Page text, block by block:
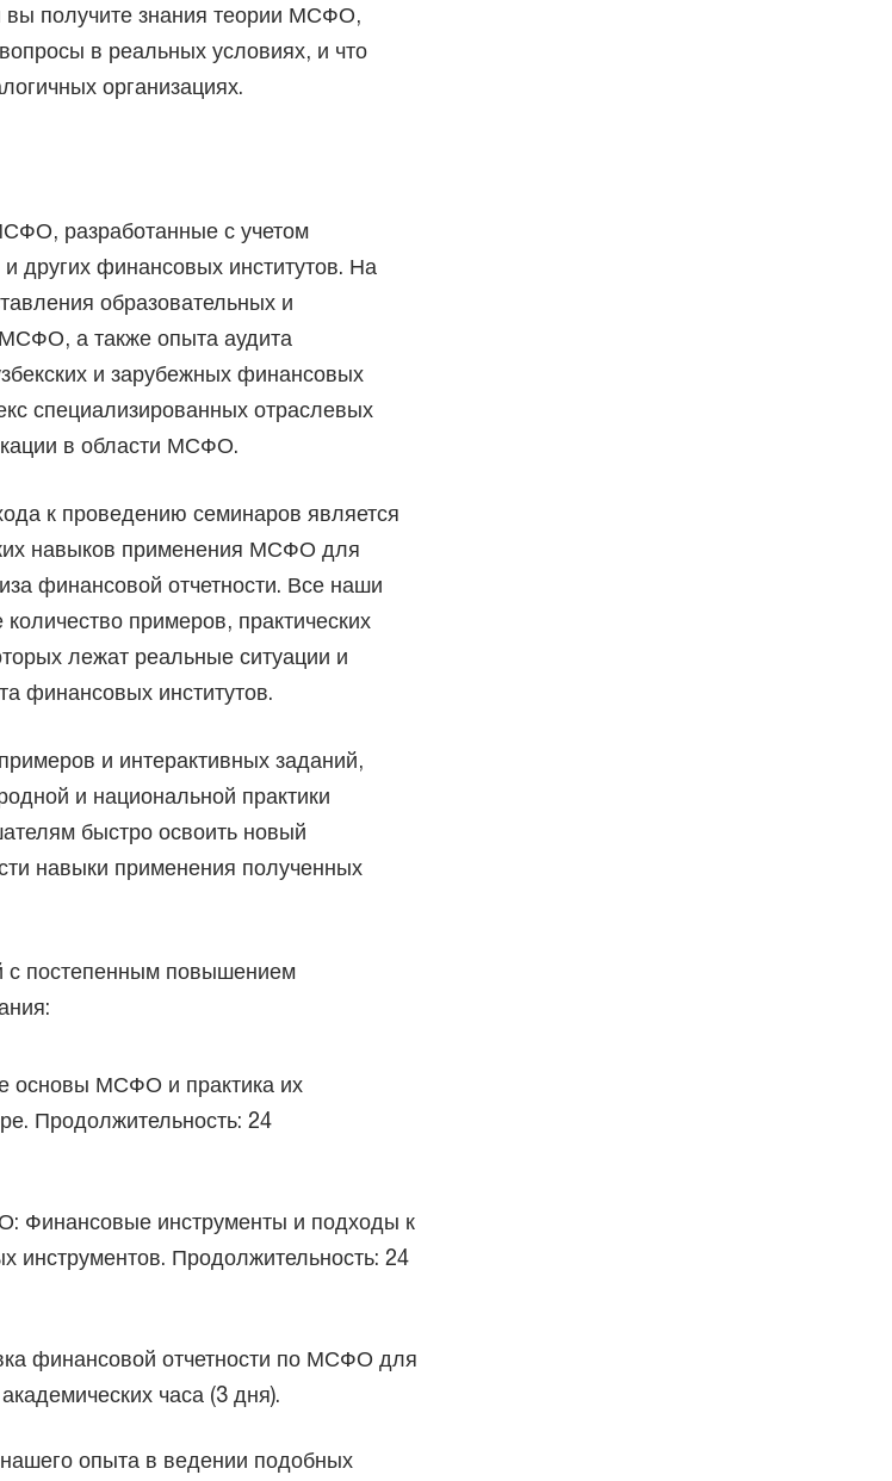
получите знания теории МСФО,
в реальных условиях, и что
организациях.
разработанные с учетом
других финансовых институтов. На
образовательных и
МСФО, а также опыта аудита
и зарубежных финансовых
специализированных отраслевых
в области МСФО.
к проведению семинаров является
навыков применения МСФО для
финансовой отчетности. Все наши
примеров, практических
лежат реальные ситуации и
финансовых институтов.
и интерактивных заданий,
и национальной практики
быстро освоить новый
навыки применения полученных
с постепенным повышением
основы МСФО и практика их
Продолжительность: 24
Финансовые инструменты и подходы к
инструментов. Продолжительность: 24
финансовой отчетности по МСФО для
часа (3 дня).
опыта в ведении подобных